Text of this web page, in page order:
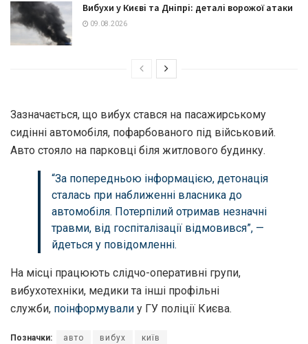
Вибухи у Києві та Дніпрі: деталі ворожої атаки
09.08.2026
Зазначається, що вибух стався на пасажирському
сидінні автомобіля, пофарбованого під військовий.
Авто стояло на парковці біля житлового будинку.
“За попередньою інформацією, детонація
сталась при наближенні власника до
автомобіля. Потерпілий отримав незначні
травми, від госпіталізації відмовився”, —
йдеться у повідомленні.
На місці працюють слідчо-оперативні групи,
вибухотехніки, медики та інші профільні
служби, поінформували у ГУ поліції Києва.
Позначки: авто вибух київ